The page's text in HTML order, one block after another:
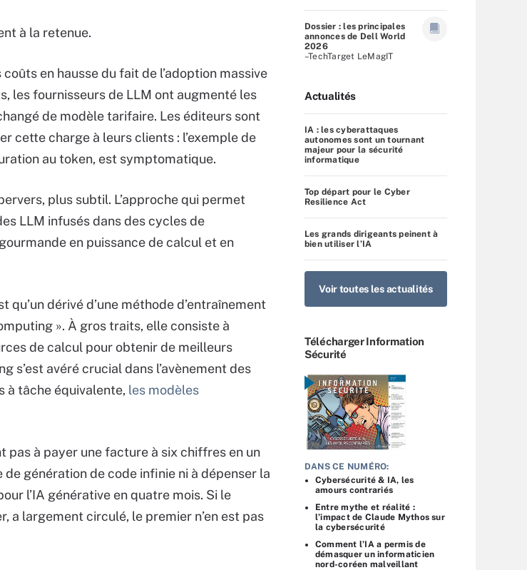
Dossier : les principales
annonces de Dell World
2026
–TechTarget LeMagIT
Actualités
IA : les cyberattaques
autonomes sont un tournant
majeur pour la sécurité
informatique
Top départ pour le Cyber
Resilience Act
Les grands dirigeants peinent à
bien utiliser l’IA
Voir toutes les actualités
Télécharger Information
Sécurité
DANS CE NUMÉRO:
Cybersécurité & IA, les
amours contrariés
Entre mythe et réalité :
l’impact de Claude Mythos sur
la cybersécurité
Comment l’IA a permis de
démasquer un informaticien
nord-coréen malveillant
à la retenue.
en hausse du fait de l’adoption massive
les fournisseurs de LLM ont augmenté les
de modèle tarifaire. Les éditeurs sont
cette charge à leurs clients : l’exemple de
au token, est symptomatique.
plus subtil. L’approche qui permet
LLM infusés dans des cycles de
en puissance de calcul et en
qu’un dérivé d’une méthode d’entraînement
». À gros traits, elle consiste à
de calcul pour obtenir de meilleurs
s’est avéré crucial dans l’avènement des
à tâche équivalente, les modèles
pas à payer une facture à six chiffres en un
de génération de code infinie ni à dépenser la
l’IA générative en quatre mois. Si le
a largement circulé, le premier n’en est pas